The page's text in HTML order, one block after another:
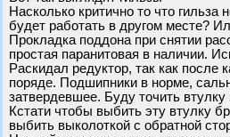
Насколько критично то что
будет работать в другом месте?
Прокладка поддона при снятии
простая паранитовая в наличии.
Раскидал редуктор, так как
поряде. Подшипники в норме,
затвердевшее. Буду точить
Кстати чтобы выбить эту втулку
выбить выколоткой с обратной